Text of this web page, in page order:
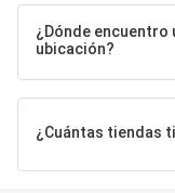
¿Dónde encuentro
ubicación?
¿Cuántas tiendas